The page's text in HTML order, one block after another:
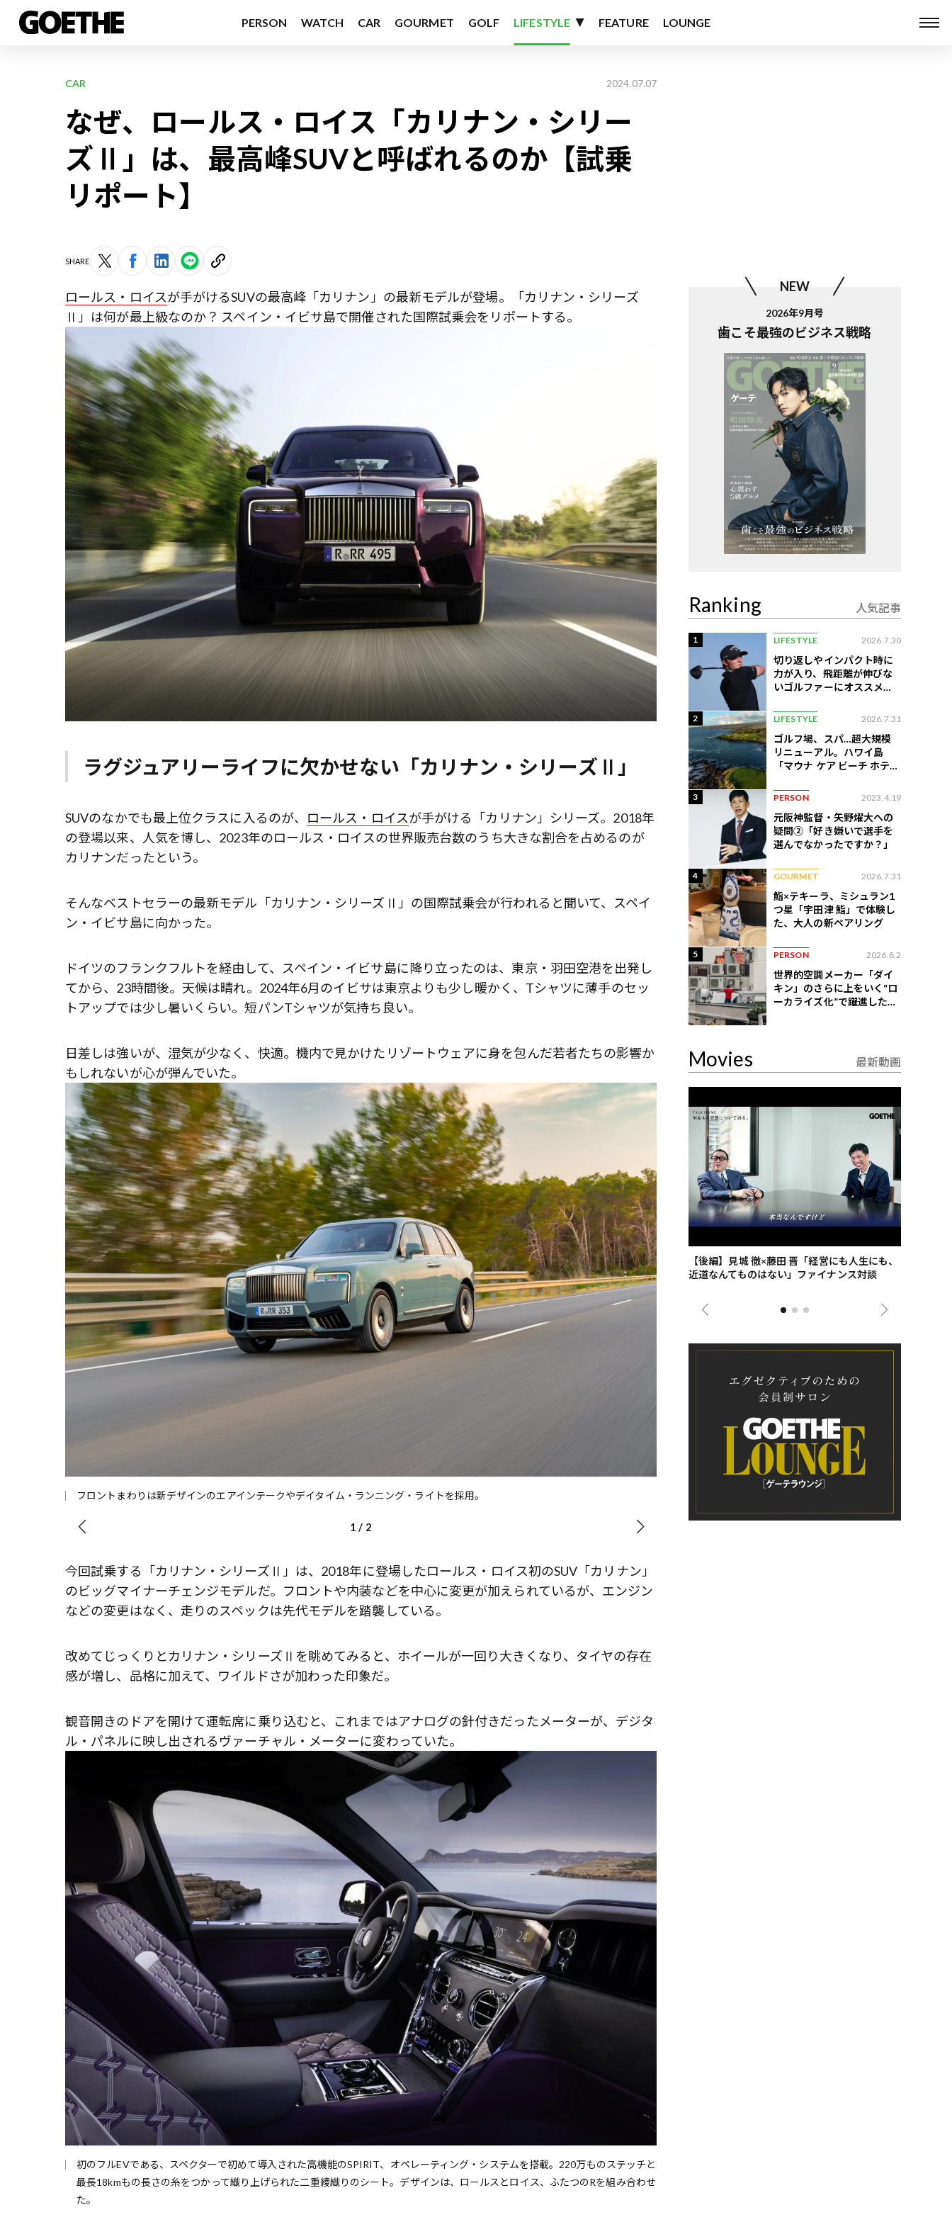
PERSON WATCH CAR GOURMET GOLF LIFESTYLE FEATURE LOUNGE
CAR 2024.07.07
なぜ、ロールス・ロイス「カリナン・シリー
ズⅡ」は、最高峰SUVと呼ばれるのか【試乗
リポート】
SHARE
ロールス・ロイスが手がけるSUVの最高峰「カリナン」の最新モデルが登場。「カリナン・シリーズ
Ⅱ」は何が最上級なのか？ スペイン・イビサ島で開催された国際試乗会をリポートする。
ラグジュアリーライフに欠かせない「カリナン・シリーズ Ⅱ」
SUVのなかでも最上位クラスに入るのが、 ロールス・ロイスが手がける「カリナン」シリーズ。2018年
の登場以来、人気を博し、2023年のロールス・ロイスの世界販売台数のうち大きな割合を占めるのが
カリナンだったという。
そんなベストセラーの最新モデル「カリナン・シリーズⅡ」の国際試乗会が行われると聞いて、スペイ
ン・イビサ島に向かった。
ドイツのフランクフルトを経由して、スペイン・イビサ島に降り立ったのは、東京・羽田空港を出発し
てから、23時間後。天候は晴れ。2024年6月のイビサは東京よりも少し暖かく、Tシャツに薄手のセッ
トアップでは少し暑いくらい。短パンTシャツが気持ち良い。
日差しは強いが、湿気が少なく、快適。機内で見かけたリゾートウェアに身を包んだ若者たちの影響か
もしれないが心が弾んでいた。
フロントまわりは新デザインのエアインテークやデイタイム・ランニング・ライトを採用。
1 / 2
今回試乗する「カリナン・シリーズⅡ」は、2018年に登場したロールス・ロイス初のSUV「カリナン」
のビッグマイナーチェンジモデルだ。フロントや内装などを中心に変更が加えられているが、エンジン
などの変更はなく、走りのスペックは先代モデルを踏襲している。
改めてじっくりとカリナン・シリーズⅡを眺めてみると、ホイールが一回り大きくなり、タイヤの存在
感が増し、品格に加えて、ワイルドさが加わった印象だ。
観音開きのドアを開けて運転席に乗り込むと、これまではアナログの針付きだったメーターが、デジタ
ル・パネルに映し出されるヴァーチャル・メーターに変わっていた。
初のフルEVである、スペクターで初めて導入された高機能のSPIRIT、オペレーティング・システムを搭載。220万ものステッチと
最長18kmもの長さの糸をつかって織り上げられた二重綾織りのシート。デザインは、ロールスとロイス、ふたつのRを組み合わせ
た。
NEW
2026年9月号
歯こそ最強のビジネス戦略
Ranking 人気記事
1 LIFESTYLE 2026.7.30
切り返しやインパクト時に
力が入り、飛距離が伸びな
いゴルファーにオススメの
2 LIFESTYLE 2026.7.31
ゴルフ場、スパ…超大規模
リニューアル。ハワイ島
「マウナ ケア ビーチ ホテ
3 PERSON 2023.4.19
元阪神監督・矢野燿大への
疑問②「好き嫌いで選手を
選んでなかったですか？」
4 GOURMET 2026.7.31
鮨×テキーラ、ミシュラン1
つ星「宇田津 鮨」で体験し
た、大人の新ペアリング
5 PERSON 2026.8.2
世界的空調メーカー「ダイ
キン」のさらに上をいく“ロ
ーカライズ化”で躍進したイ
Movies 最新動画
歌舞伎俳優・尾上右近が休息を過ごした、海最
前列ホテル「UMITO 熱海 別邸」
【後編】見城 徹×藤田 晋「経営にも人生にも、
近道なんてものはない」ファイナンス対談